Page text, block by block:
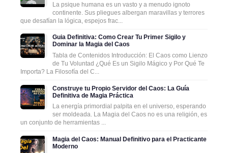
La psique humana es un vasto y a menudo ignoto
continente. Sus pliegues albergan maravillas y terrores
que desafían la lógica, espejos frac...
Guia Definitiva: Como Crear Tu Primer Sigilo y
Dominar la Magia del Caos
Tabla de Contenidos Introducción: El Caos como Lienzo
de Tu Voluntad ¿Qué Es un Sigilo Mágico y Por Qué Te
Importa? La Filosofía del C...
Construye tu Propio Servidor del Caos: La Guía
Definitiva de Magia Práctica
La energía primordial palpita en el universo, esperando
ser moldeada. La Magia del Caos no es una religión, es
un conjunto de herramientas ...
Magia del Caos: Manual Definitivo para el Practicante
Moderno